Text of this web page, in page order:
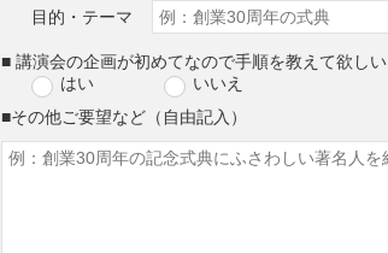
目的・テーマ
■ 講演会の企画が初めてなので手順を教えて欲しい
はい
いいえ
■その他ご要望など（自由記入）